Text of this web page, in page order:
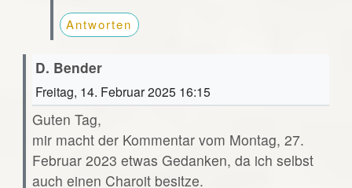
Antworten
D. Bender
Freitag, 14. Februar 2025 16:15
Guten Tag,
mir macht der Kommentar vom Montag, 27.
Februar 2023 etwas Gedanken, da ich selbst
auch einen Charoit besitze.